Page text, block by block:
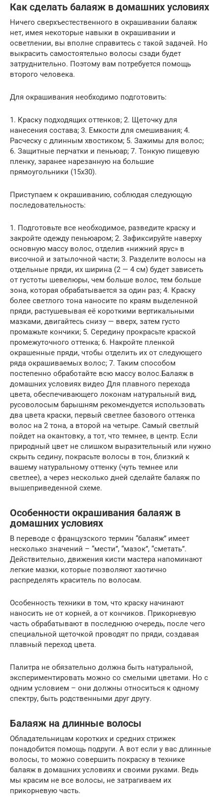
Как сделать балаяж в домашних условиях
Ничего сверхъестественного в окрашивании балаяж
нет, имея некоторые навыки в окрашивании и
осветлении, вы вполне справитесь с такой задачей. Но
выкрасить самостоятельно волосы сзади будет
затруднительно. Поэтому вам потребуется помощь
второго человека.
Для окрашивания необходимо подготовить:
1. Краску подходящих оттенков; 2. Щеточку для
нанесения состава; 3. Емкости для смешивания; 4.
Расческу с длинным хвостиком; 5. Зажимы для волос;
6. Защитные перчатки и пеньюар; 7. Тонкую пищевую
пленку, заранее нарезанную на большие
прямоугольники (15х30).
Приступаем к окрашиванию, соблюдая следующую
последовательность:
1. Подготовьте все необходимое, разведите краску и
закройте одежду пеньюаром; 2. Зафиксируйте наверху
основную массу волос, отделив «нижний ярус» в
височной и затылочной части; 3. Разделите волосы на
отдельные пряди, их ширина (2 — 4 см) будет зависеть
от густоты шевелюры, чем больше волос, тем больше
зона, которая обрабатывается за один раз; 4. Краску
более светлого тона наносите по краям выделенной
пряди, растушевывая её короткими вертикальными
мазками, двигайтесь снизу — вверх, затем густо
промажьте кончики; 5. Середину прокрасьте краской
промежуточного оттенка; 6. Накройте пленкой
окрашенные пряди, чтобы отделить их от следующего
ряда окрашиваемых волос; 7. Таким способом
постепенно обработайте всю массу волос.Балаяж в
домашних условиях видео Для плавного перехода
цвета, обеспечивающего локонам натуральный вид,
русоволосым барышням рекомендуется использовать
два цвета краски, первый светлее базового оттенка
волос на 2 тона, а второй на четыре. Самый светлый
пойдет на окантовку, а тот, что темнее, в центр. Если
природный цвет не слишком выразительный или нужно
скрыть седину, покрасьте волосы в тон, близкий к
вашему натуральному оттенку (чуть темнее или
светлее), а через несколько дней сделайте балаяж по
вышеприведенной схеме.
Особенности окрашивания балаяж в
домашних условиях
В переводе с французского термин “балаяж” имеет
несколько значений – “мести”, “мазок”, “сметать”.
Действительно, движения кисти мастера напоминают
легкие мазки, которые позволяют хаотично
распределять краситель по волосам.
Особенность техники в том, что краску начинают
наносить не от корней, а от кончиков. Прикорневую
часть обрабатывают в последнюю очередь, после чего
специальной щеточкой проводят по пряди, создавая
плавный переход цвета.
Палитра не обязательно должна быть натуральной,
экспериментировать можно со смелыми цветами. Но с
одним условием – они должны относиться к одному
спектру, быть родственными друг другу.
Балаяж на длинные волосы
Обладательницам коротких и средних стрижек
понадобится помощь подруги. А вот если у вас длинные
волосы, то можно совершить покраску в технике
балаяж в домашних условиях и своими руками. Ведь
мы красим не все волосы, не затрагиваем их
прикорневую часть.